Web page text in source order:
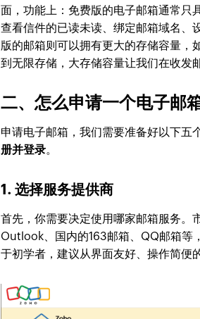
面，功能上：免费版的电子邮箱通常只
查看信件的已读未读、绑定邮箱域名、
版的邮箱则可以拥有更大的存储容量
到无限存储，大存储容量让我们在收发
二、怎么申请一个电子邮
申请电子邮箱，我们需要准备好以下五
册并登录。
1. 选择服务提供商
首先，你需要决定使用哪家邮箱服务
Outlook、国内的163邮箱、QQ邮箱等
于初学者，建议从界面友好、操作简便